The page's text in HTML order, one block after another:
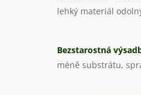
lehký materiál
Bezstarostná
méně substrátu,